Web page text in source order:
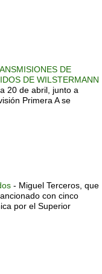
DE
DE WILSTERMANN
20 de abril, junto a
Primera A se
- Miguel Terceros, que
con cinco
por el Superior